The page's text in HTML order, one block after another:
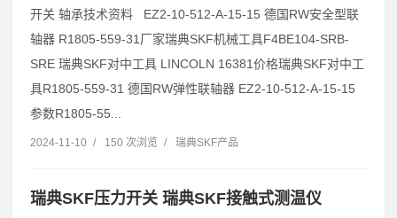
开关 轴承技术资料 EZ2-10-512-A-15-15 德国RW安全型联
轴器 R1805-559-31厂家瑞典SKF机械工具F4BE104-SRB-
SRE 瑞典SKF对中工具 LINCOLN 16381价格瑞典SKF对中工
具R1805-559-31 德国RW弹性联轴器 EZ2-10-512-A-15-15
参数R1805-55...
2024-11-10 / 150 次浏览 / 瑞典SKF产品
瑞典SKF压力开关 瑞典SKF接触式测温仪